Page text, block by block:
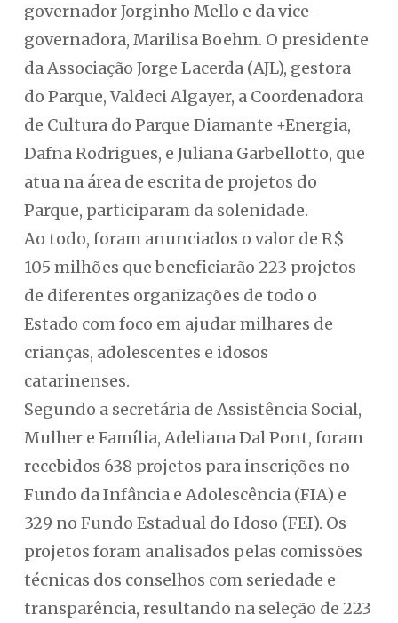
governador Jorginho Mello e da vice-
governadora, Marilisa Boehm. O presidente
da Associação Jorge Lacerda (AJL), gestora
do Parque, Valdeci Algayer, a Coordenadora
de Cultura do Parque Diamante +Energia,
Dafna Rodrigues, e Juliana Garbellotto, que
atua na área de escrita de projetos do
Parque, participaram da solenidade.
Ao todo, foram anunciados o valor de R$
105 milhões que beneficiarão 223 projetos
de diferentes organizações de todo o
Estado com foco em ajudar milhares de
crianças, adolescentes e idosos
catarinenses.
Segundo a secretária de Assistência Social,
Mulher e Família, Adeliana Dal Pont, foram
recebidos 638 projetos para inscrições no
Fundo da Infância e Adolescência (FIA) e
329 no Fundo Estadual do Idoso (FEI). Os
projetos foram analisados pelas comissões
técnicas dos conselhos com seriedade e
transparência, resultando na seleção de 223